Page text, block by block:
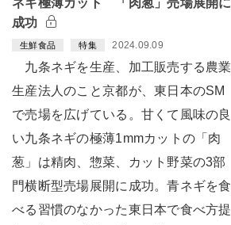
成功
生鮮食品 特集 2024.09.09
九条ネギを生産、加工販売する農業
生産法人のこと京都が、東日本のSM
で売場を広げている。甘くて風味の良
い九条ネギの極薄1mmカットの「肉
葱」は精肉、惣菜、カット野菜の3部
門横断型売場展開に成功。青ネギを食
べる習慣のなかった東日本で食べ方提